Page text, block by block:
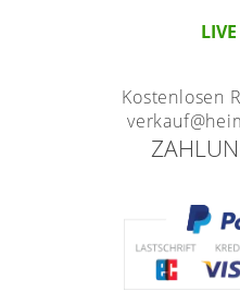
Kostenlosen